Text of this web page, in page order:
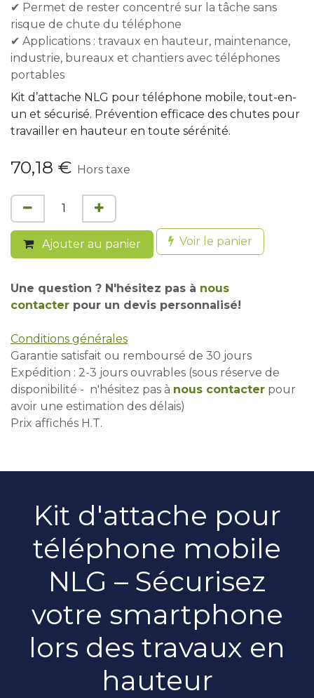
✔ Permet de rester concentré sur la tâche sans
risque de chute du téléphone
✔ Applications : travaux en hauteur, maintenance,
industrie, bureaux et chantiers avec téléphones
portables
Kit d’attache NLG pour téléphone mobile, tout-en-
un et sécurisé. Prévention efficace des chutes pour
travailler en hauteur en toute sérénité.
70,18 € Hors taxe
Ajouter au panier Voir le panier
Une question ? N'hésitez pas à nous
contacter pour un devis personnalisé!
Conditions générales
Garantie satisfait ou remboursé de 30 jours
Expédition : 2-3 jours ouvrables (sous réserve de
disponibilité - n'hésitez pas à nous contacter pour
avoir une estimation des délais)
Prix affichés H.T.
Kit d'attache pour
téléphone mobile
NLG – Sécurisez
votre smartphone
lors des travaux en
hauteur